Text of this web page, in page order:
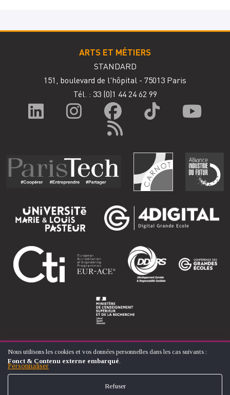
ARTS ET MÉTIERS
STANDARD
151, boulevard de l'hôpital - 75013 Paris
Tél. : 33 (0)1 44 24 62 99
© ÉCOLE NATIONALE SUPÉRIEURE D'ARTS ET MÉTIERS
MENTIONS LÉGALES
UTILISATION
DES
DONNÉES
Nous utilisons les cookies et vos données personnelles dans les cas suivants :
Fonct & Contenu externe embarqué.
Personnaliser
Refuser